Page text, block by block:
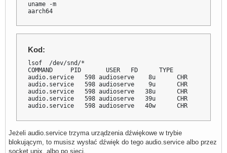
uname -m
aarch64
Kod:
lsof  /dev/snd/*
COMMAND     PID       USER   FD      TYPE
audio.service   598 audioserve    8u      CHR
audio.service   598 audioserve    9u      CHR
audio.service   598 audioserve   38u      CHR
audio.service   598 audioserve   39u      CHR
audio.service   598 audioserve   40w      CHR
Jeżeli audio.service trzyma urządzenia dźwiękowe w trybie
blokującym, to musisz wysłać dźwięk do tego audio.service albo przez
socket unix, albo po sieci.